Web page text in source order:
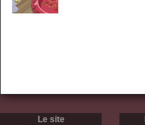
Le site